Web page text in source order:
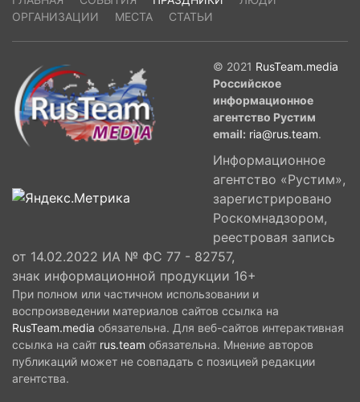
ОРГАНИЗАЦИИ
МЕСТА СТАТЬИ
© 2021 RusTeam.media
Российское
информационное
агентство Рустим
email: ria@rus.team.
Информационное
агентство «Рустим»,
зарегистрировано
Роскомнадзором,
реестровая запись
от 14.02.2022 ИА № ФС 77 - 82757,
знак информационной продукции 16+
При полном или частичном использовании и
воспроизведении материалов сайтов ссылка на
RusTeam.media обязательна. Для веб-сайтов интерактивная
ссылка на сайт rus.team обязательна. Мнение авторов
публикаций может не совпадать с позицией редакции
агентства.